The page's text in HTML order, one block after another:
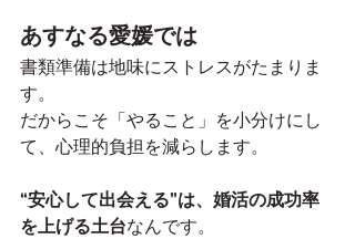
あすなる愛媛では
書類準備は地味にストレスがたまりま
す。
だからこそ「やること」を小分けにし
て、心理的負担を減らします。
“安心して出会える”は、婚活の成功率
を上げる土台なんです。